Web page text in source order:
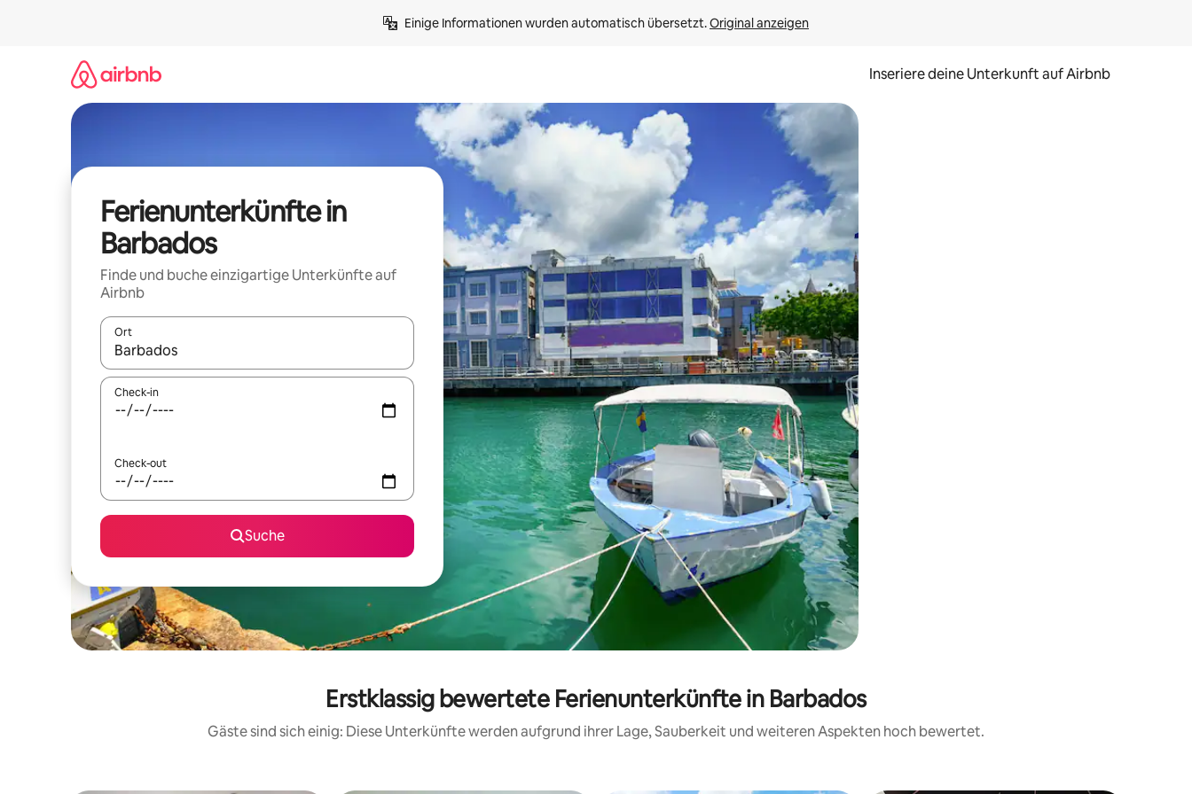
Einige Informationen wurden automatisch übersetzt. Original anzeigen
Inseriere deine Unterkunft auf Airbnb
Ferienunterkünfte in
Barbados
Finde und buche einzigartige Unterkünfte auf
Airbnb
Ort
Wenn Ergebnisse verfügbar sind, navigiere mit den Pfeiltasten nach oben und unten oder erkunde die Ergebnisse durch Berühren oder Wischgesten.
Check-in
Check-out
Suche
Erstklassig bewertete Ferienunterkünfte in Barbados
Gäste sind sich einig: Diese Unterkünfte werden aufgrund ihrer Lage, Sauberkeit und weiteren Aspekten hoch bewertet.